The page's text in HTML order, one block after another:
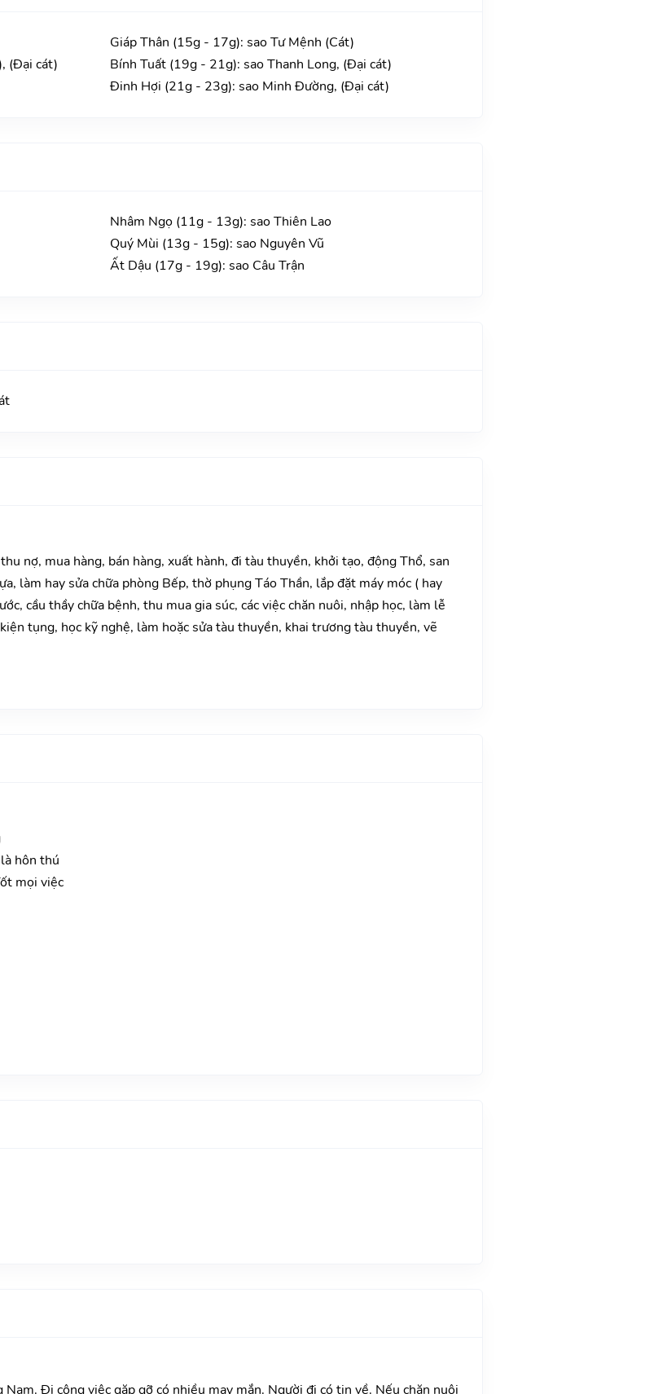
(Đại cát)
Giáp Thân (15g - 17g): sao Tư Mệnh (Cát)
Bính Tuất (19g - 21g): sao Thanh Long, (Đại cát)
Đinh Hợi (21g - 23g): sao Minh Đường, (Đại cát)
Nhâm Ngọ (11g - 13g): sao Thiên Lao
Quý Mùi (13g - 15g): sao Nguyên Vũ
Ất Dậu (17g - 19g): sao Câu Trận
nợ, mua hàng, bán hàng, xuất hành, đi tàu thuyền, khởi tạo, động Thổ, san
làm hay sửa chữa phòng Bếp, thờ phụng Táo Thần, lắp đặt máy móc ( hay
cầu thầy chữa bệnh, thu mua gia súc, các việc chăn nuôi, nhập học, làm lễ
tụng, học kỹ nghệ, làm hoặc sửa tàu thuyền, khai trương tàu thuyền, vẽ
hôn thú
mọi việc
Đi công việc gặp gỡ có nhiều may mắn. Người đi có tin về. Nếu chăn nuôi